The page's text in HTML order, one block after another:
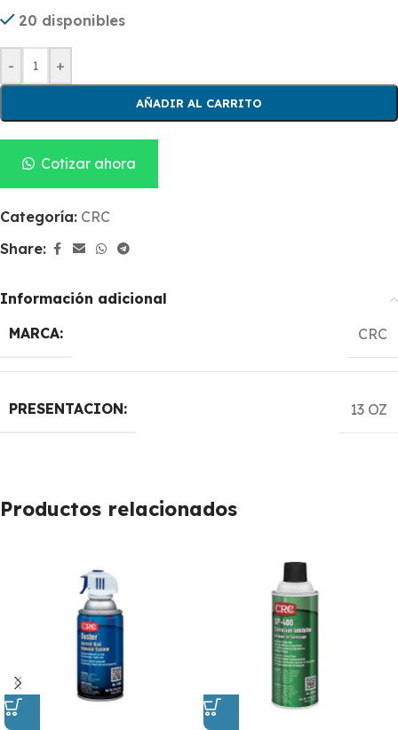
20 disponibles
- +
AÑADIR AL CARRITO
Cotizar ahora
Categoría: CRC
Share:
Información adicional
MARCA:
CRC
PRESENTACION: 13 OZ
Productos relacionados